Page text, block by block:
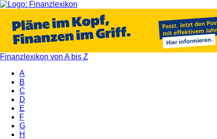
Finanzlexikon von A bis Z
A
B
C
D
E
F
G
H